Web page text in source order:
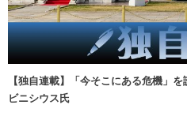
【独自連載】「今そこにある危機」
ビニシウス氏